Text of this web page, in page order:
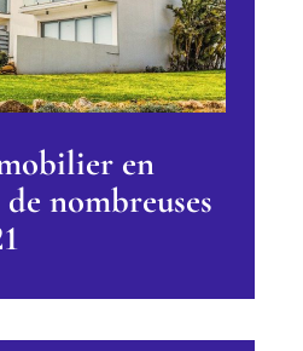
en
nombreuses